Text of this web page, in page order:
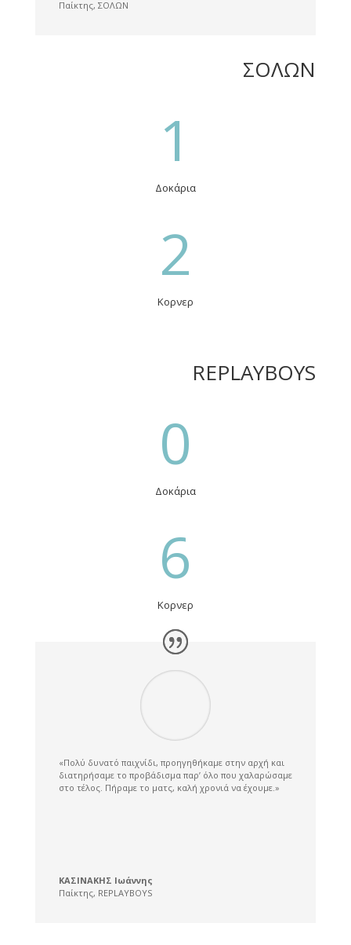
Παίκτης, ΣΟΛΩΝ
ΣΟΛΩΝ
1
Δοκάρια
2
Κορνερ
REPLAYBOYS
0
Δοκάρια
6
Κορνερ
«Πολύ δυνατό παιχνίδι, προηγηθήκαμε στην αρχή και
διατηρήσαμε το προβάδισμα παρ’ όλο που χαλαρώσαμε
στο τέλος. Πήραμε το ματς, καλή χρονιά να έχουμε.»
ΚΑΣΙΝΑΚΗΣ Ιωάννης
Παίκτης, REPLAYBOYS